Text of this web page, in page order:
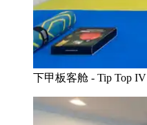
下甲板客舱 - Tip Top IV